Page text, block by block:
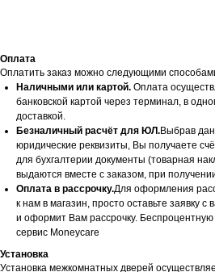
Оплата
Оплатить заказ можно следующими
Наличными или картой. Оплата
банковской картой через терминал, в
доставкой.
Безналичный расчёт для ЮЛ.Выбрав
юридические реквизиты, Вы получаете
для бухгалтерии документы (товарная
выдаются вместе с заказом, при
Оплата в рассрочку.Для оформления
к нам в магазин, просто оставьте заявку с
и оформит Вам рассрочку. Беспроцентную
сервис Moneycare
Установка
Установка межкомнатных дверей